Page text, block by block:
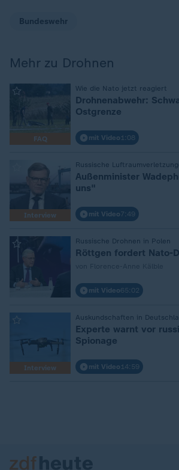
Bundeswehr
Mehr zu Drohnen
FAQ
Wie die Nato jetzt reagiert
Drohnenabwehr:
Ostgrenze
mit Video 1:08
Interview
Russische
Außenminister
uns"
mit Video7:49
Russische Drohnen in Polen
Röttgen fordert Nato-
mit Video65:02
Interview
Auskundschaften in
Experte warnt vor
Spionage
mit Video 14:59